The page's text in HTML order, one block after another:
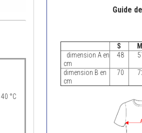
°C
Guide
S M
dimension A en
cm
48 51
dimension B en
cm
70